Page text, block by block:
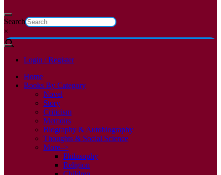
Search
×
Login / Register
Home
Books By Category
Novel
Story
Criticism
Memoirs
Biography & Autobiography
Thoughts & Social Science
More–>
Philosophy
Religion